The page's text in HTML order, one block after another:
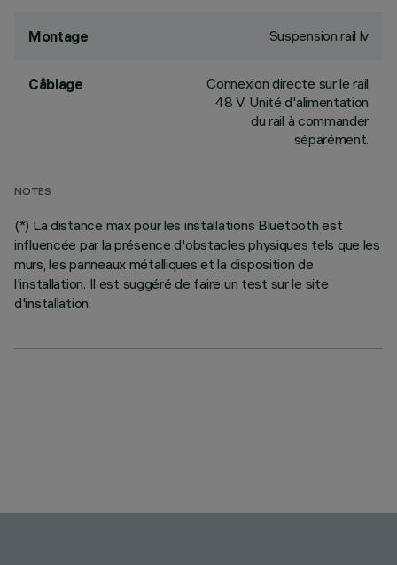
Montage Suspension rail lv
Câblage
Connexion directe sur le rail
48 V. Unité d'alimentation
du rail à commander
séparément.
NOTES
(*) La distance max pour les installations Bluetooth est
influencée par la présence d'obstacles physiques tels que les
murs, les panneaux métalliques et la disposition de
l'installation. Il est suggéré de faire un test sur le site
d'installation.